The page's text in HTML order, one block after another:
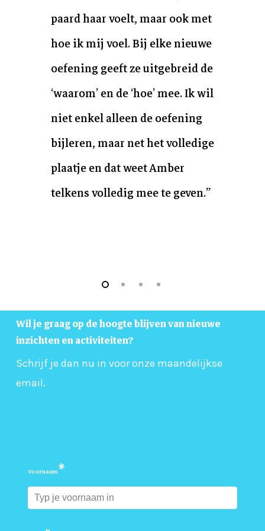
paard haar voelt, maar ook met
hoe ik mij voel. Bij elke nieuwe
oefening geeft ze uitgebreid de
‘waarom’ en de ‘hoe’ mee. Ik wil
niet enkel alleen de oefening
bijleren, maar net het volledige
plaatje en dat weet Amber
telkens volledig mee te geven.”
Wil je graag op de hoogte blijven van nieuwe
inzichten en activiteiten?
Schrijf je dan nu in voor onze maandelijkse
email.
Voornaam*